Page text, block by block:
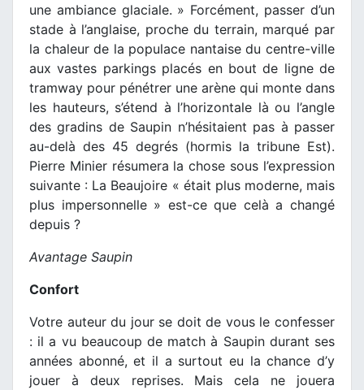
une ambiance glaciale. » Forcément, passer d’un
stade à l’anglaise, proche du terrain, marqué par
la chaleur de la populace nantaise du centre-ville
aux vastes parkings placés en bout de ligne de
tramway pour pénétrer une arène qui monte dans
les hauteurs, s’étend à l’horizontale là ou l’angle
des gradins de Saupin n’hésitaient pas à passer
au-delà des 45 degrés (hormis la tribune Est).
Pierre Minier résumera la chose sous l’expression
suivante : La Beaujoire « était plus moderne, mais
plus impersonnelle » est-ce que celà a changé
depuis ?
Avantage Saupin
Confort
Votre auteur du jour se doit de vous le confesser
: il a vu beaucoup de match à Saupin durant ses
années abonné, et il a surtout eu la chance d’y
jouer à deux reprises. Mais cela ne jouera